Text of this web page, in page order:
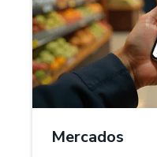
Mercados
Para mercados,
software de
inventarios,
productos por
deudas de